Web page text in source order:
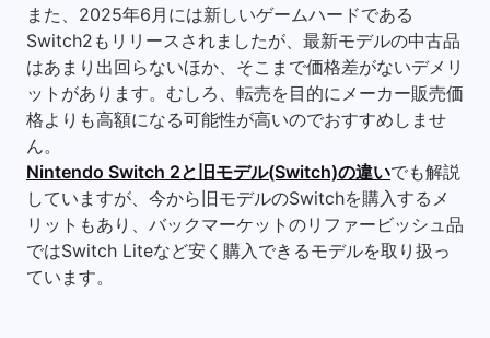
また、2025年6月には新しいゲームハードである
Switch2もリリースされましたが、最新モデルの中古品
はあまり出回らないほか、そこまで価格差がないデメリ
ットがあります。むしろ、転売を目的にメーカー販売価
格よりも高額になる可能性が高いのでおすすめしませ
ん。
Nintendo Switch 2と旧モデル(Switch)の違いでも解説
していますが、今から旧モデルのSwitchを購入するメ
リットもあり、バックマーケットのリファービッシュ品
ではSwitch Liteなど安く購入できるモデルを取り扱っ
ています。